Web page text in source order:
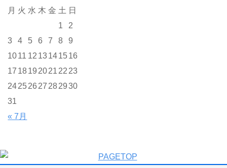
月 火 水 木 金 土 日
« 7月
1
2
3
4 5 6 7 8
9
1011 12 13141516
17 1819 2021 22 23
242526 27 2829 30
31